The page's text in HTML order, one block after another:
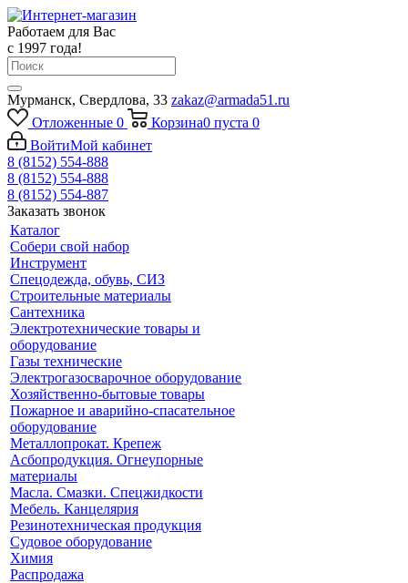
Работаем для Вас
с 1997 года!
Мурманск, Свердлова, 33 zakaz@armada51.ru
Отложенные 0 Корзина0 пуста 0
ВойтиМой кабинет
8 (8152) 554-888
8 (8152) 554-888
8 (8152) 554-887
Заказать звонок
Каталог
Собери свой набор
Инструмент
Спецодежда, обувь, СИЗ
Строительные материалы
Сантехника
Электротехнические товары и
оборудование
Газы технические
Электрогазосварочное оборудование
Хозяйственно-бытовые товары
Пожарное и аварийно-спасательное
оборудование
Металлопрокат. Крепеж
Асбопродукция. Огнеупорные
материалы
Масла. Смазки. Спецжидкости
Мебель. Канцелярия
Резинотехническая продукция
Судовое оборудование
Химия
Распродажа